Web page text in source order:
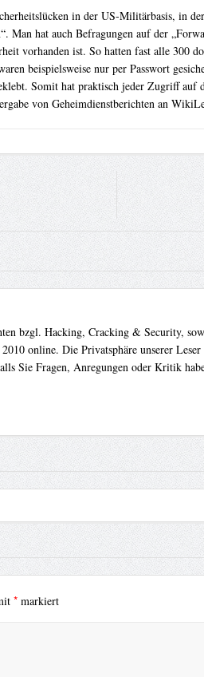
in der US-Militärbasis, in
Man hat auch Befragungen auf der
vorhanden ist. So hatten fast alle
beispielsweise nur per Passwort
Somit hat praktisch jeder Zugriff
von Geheimdienstberichten an
bzgl. Hacking, Cracking & Security,
online. Die Privatsphäre unserer
Sie Fragen, Anregungen oder Kritik
*markiert